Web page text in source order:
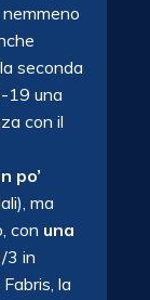
nemmeno
seconda
19 una
con il
po’
ma
con una
3 in
la